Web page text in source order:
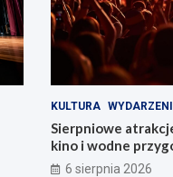
KULTURA
Sierpniowe
kino i wodne
6 sierpnia 2026